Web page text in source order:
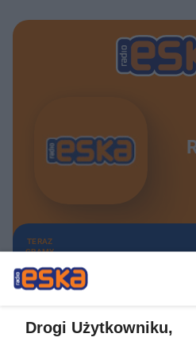
TERAZ
GRAMY
Drogi Użytkowniku,